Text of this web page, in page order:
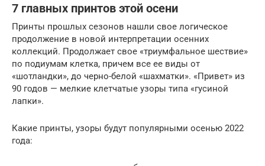
7 главных принтов этой осени
Принты прошлых сезонов нашли свое логическое
продолжение в новой интерпретации осенних
коллекций. Продолжает свое «триумфальное шествие»
по подиумам клетка, причем все ее виды от
«шотландки», до черно-белой «шахматки». «Привет» из
90 годов — мелкие клетчатые узоры типа «гусиной
лапки».
Какие принты, узоры будут популярными осенью 2022
года: